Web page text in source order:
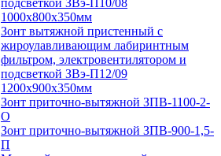
подсветкой ЗВэ-П10/08
1000х800х350мм
Зонт вытяжной пристенный с
жироулавливающим лабиринтным
фильтром, электровентилятором и
подсветкой ЗВэ-П12/09
1200х900х350мм
Зонт приточно-вытяжной ЗПВ-1100-2-
О
Зонт приточно-вытяжной ЗПВ-900-1,5-
П